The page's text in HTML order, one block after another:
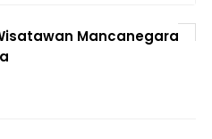
Mancanegara